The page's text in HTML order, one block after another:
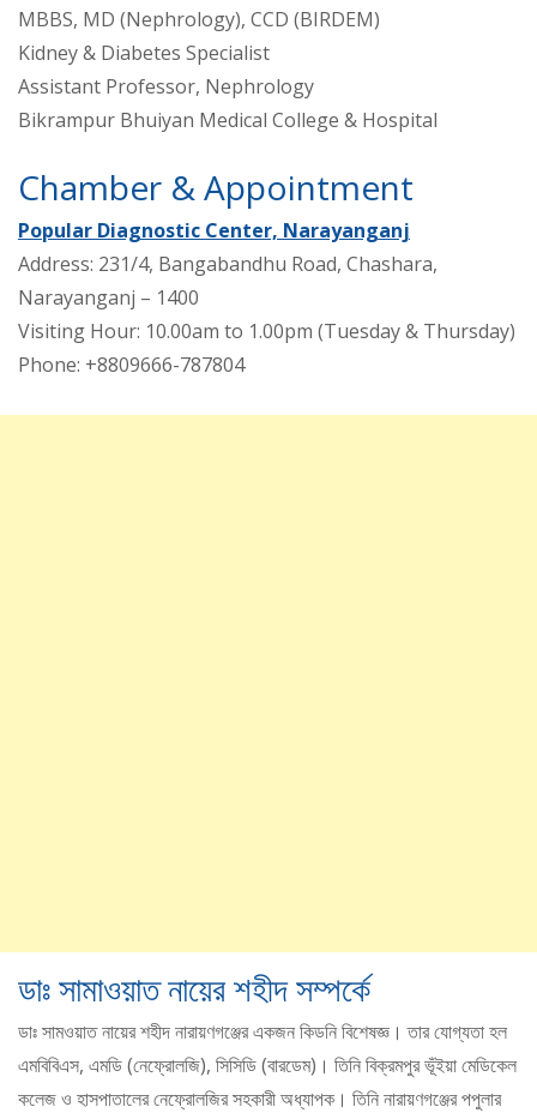
MBBS, MD (Nephrology), CCD (BIRDEM)
Kidney & Diabetes Specialist
Assistant Professor, Nephrology
Bikrampur Bhuiyan Medical College & Hospital
Chamber & Appointment
Popular Diagnostic Center, Narayanganj
Address: 231/4, Bangabandhu Road, Chashara,
Narayanganj – 1400
Visiting Hour: 10.00am to 1.00pm (Tuesday & Thursday)
Phone: +8809666-787804
ডাঃ সামাওয়াত নায়ের শহীদ সম্পর্কে
ডাঃ সামওয়াত নায়ের শহীদ নারায়ণগঞ্জের একজন কিডনি বিশেষজ্ঞ। তার যোগ্যতা হল
এমবিবিএস, এমডি (নেফ্রোলজি), সিসিডি (বারডেম)। তিনি বিক্রমপুর ভূঁইয়া মেডিকেল
কলেজ ও হাসপাতালের নেফ্রোলজির সহকারী অধ্যাপক। তিনি নারায়ণগঞ্জের পপুলার